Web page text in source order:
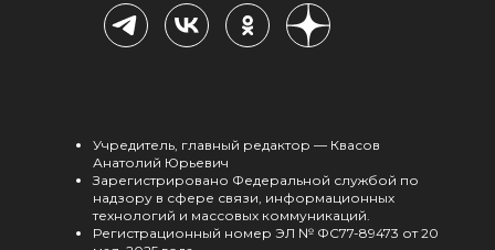
Учредитель, главный редактор — Квасов
Анатолий Юрьевич
Зарегистрировано Федеральной службой по
надзору в сфере связи, информационных
технологий и массовых коммуникаций.
Регистрационный номер ЭЛ № ФС77-89473 от 20